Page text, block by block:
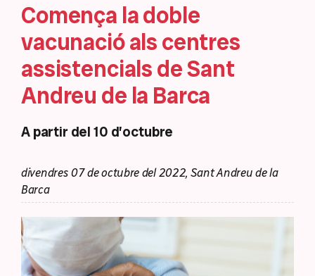
Comença la doble
vacunació als centres
assistencials de Sant
Andreu de la Barca
A partir del 10 d’octubre
divendres 07 de octubre del 2022, Sant Andreu de la
Barca